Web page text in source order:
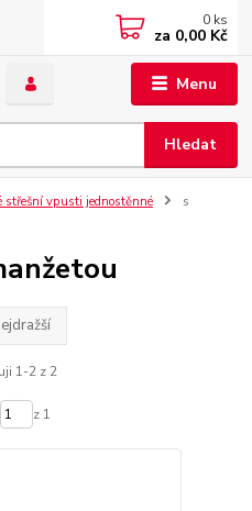
Menu
Hledat
0 ks
za 0,00 Kč
střešní vpusti jednostěnné
s
1-2 z 2
z 1